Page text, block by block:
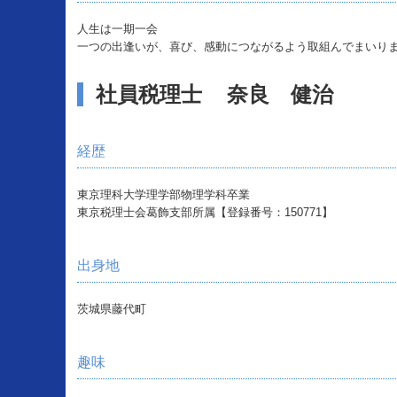
人生は一期一会
一つの出逢いが、喜び、感動につながるよう取組んでまいり
社員税理士 奈良 健治
経歴
東京理科大学理学部物理学科卒業
東京税理士会葛飾支部所属【登録番号：150771】
出身地
茨城県藤代町
趣味